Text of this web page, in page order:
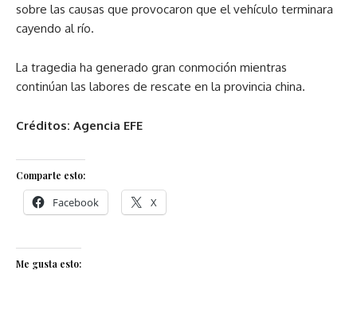
sobre las causas que provocaron que el vehículo terminara
cayendo al río.
La tragedia ha generado gran conmoción mientras
continúan las labores de rescate en la provincia china.
Créditos: Agencia EFE
Comparte esto:
Facebook X
Me gusta esto: